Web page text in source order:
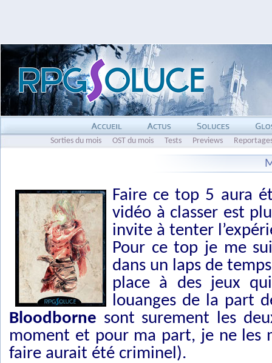
Sorties du mois OST du mois Tests Previews
Faire ce top 5 aura
vidéo à classer est
invite à tenter
Pour ce top je me
dans un laps de
place à des jeux
louanges de la part
Bloodborne sont surement les
moment et pour ma part, je ne les
faire aurait été criminel).